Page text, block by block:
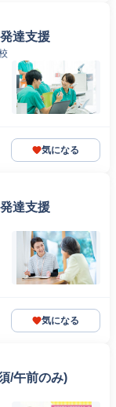
達支援
気になる
達支援
気になる
/午前のみ)